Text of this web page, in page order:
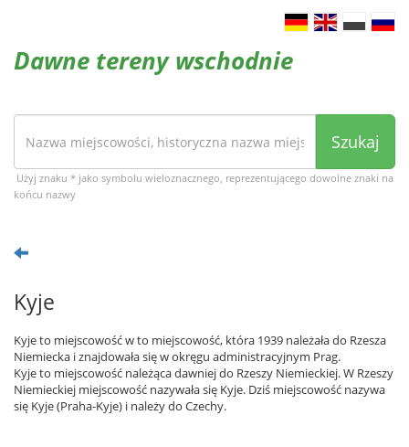
Dawne tereny wschodnie
Szukaj
Użyj znaku * jako symbolu wieloznacznego, reprezentującego dowolne znaki na
końcu nazwy
Kyje
Kyje to miejscowość w to miejscowość, która 1939 należała do Rzesza
Niemiecka i znajdowała się w okręgu administracyjnym Prag.
Kyje to miejscowość należąca dawniej do Rzeszy Niemieckiej. W Rzeszy
Niemieckiej miejscowość nazywała się Kyje. Dziś miejscowość nazywa
się Kyje (Praha-Kyje) i należy do Czechy.